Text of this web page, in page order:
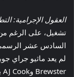
العقول الإجرامية:
السادس عشر الرسمي